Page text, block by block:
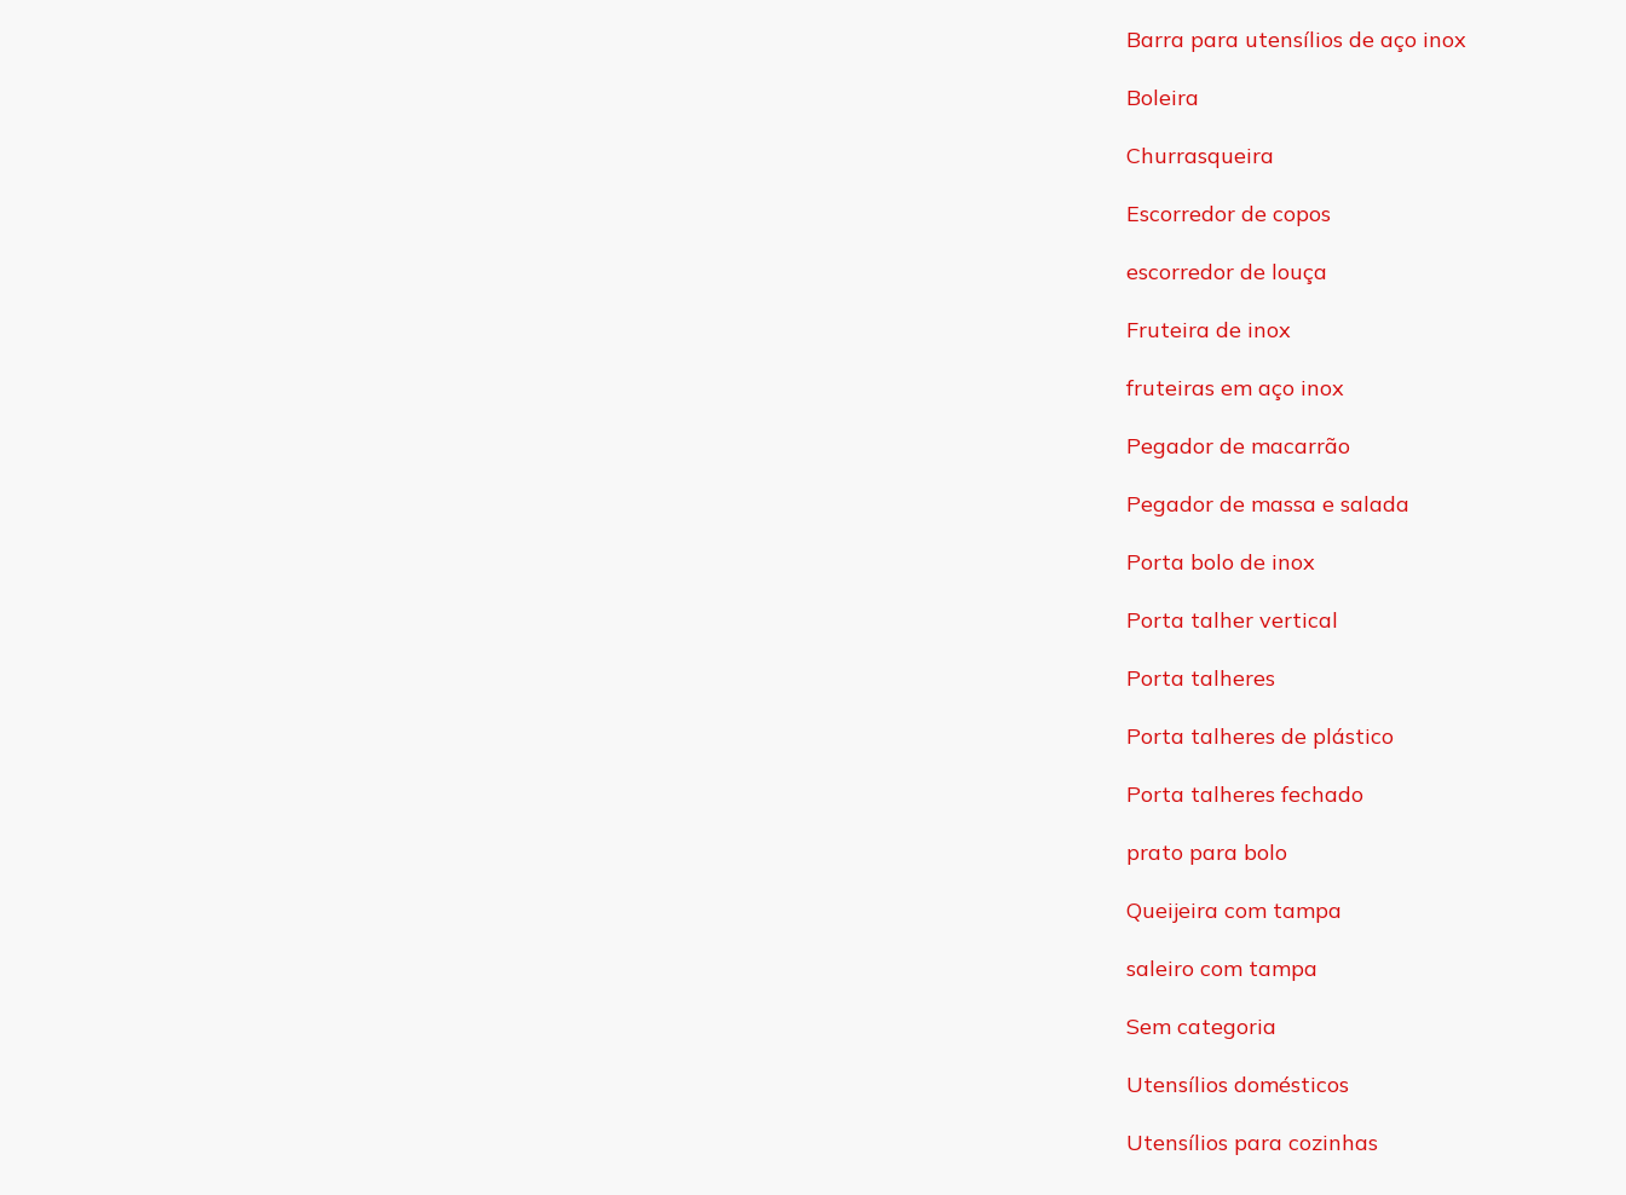
Barra para utensílios de aço inox
Boleira
Churrasqueira
Escorredor de copos
escorredor de louça
Fruteira de inox
fruteiras em aço inox
Pegador de macarrão
Pegador de massa e salada
Porta bolo de inox
Porta talher vertical
Porta talheres
Porta talheres de plástico
Porta talheres fechado
prato para bolo
Queijeira com tampa
saleiro com tampa
Sem categoria
Utensílios domésticos
Utensílios para cozinhas